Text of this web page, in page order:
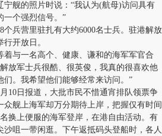
宁舰的照片时说：“我认为(航母)访问具有
一个强烈信号。”
兵营里驻扎有大约6000名士兵。驻港解放
开放日。
与一名高个、健康、谦和的海军军官合
放军士兵很酷、很英俊，我真的很喜欢他
。我希望他们能够经常来访问。”
日报道，大批市民不惜通宵排队领票争
舰上海军却万分期待上岸，把握仅有时间
换上便服的海军登岸，在港自由活动。有
咀一带闲逛。下午返抵码头登船时，各人